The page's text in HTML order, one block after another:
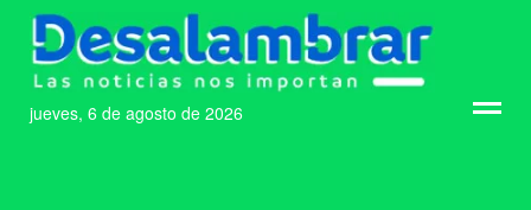
jueves, 6 de agosto de 2026